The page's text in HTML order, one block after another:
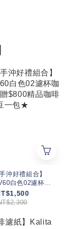
沖好禮組合】
白色02濾杯咖
贈$800精品咖啡
一包★